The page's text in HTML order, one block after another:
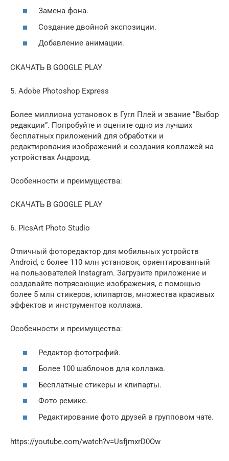
Замена фона.
Создание двойной экспозиции.
Добавление анимации.
СКАЧАТЬ В GOOGLE PLAY
5. Adobe Photoshop Express
Более миллиона установок в Гугл Плей и звание “Выбор
редакции”. Попробуйте и оцените одно из лучших
бесплатных приложений для обработки и
редактирования изображений и создания коллажей на
устройствах Андроид.
Особенности и преимущества:
СКАЧАТЬ В GOOGLE PLAY
6. PicsArt Photo Studio
Отличный фоторедактор для мобильных устройств
Android, с более 110 млн установок, ориентированный
на пользователей Instagram. Загрузите приложение и
создавайте потрясающие изображения, с помощью
более 5 млн стикеров, клипартов, множества красивых
эффектов и инструментов коллажа.
Особенности и преимущества:
Редактор фотографий.
Более 100 шаблонов для коллажа.
Бесплатные стикеры и клипарты.
Фото ремикс.
Редактирование фото друзей в групповом чате.
https://youtube.com/watch?v=UsfjmxrD0Ow